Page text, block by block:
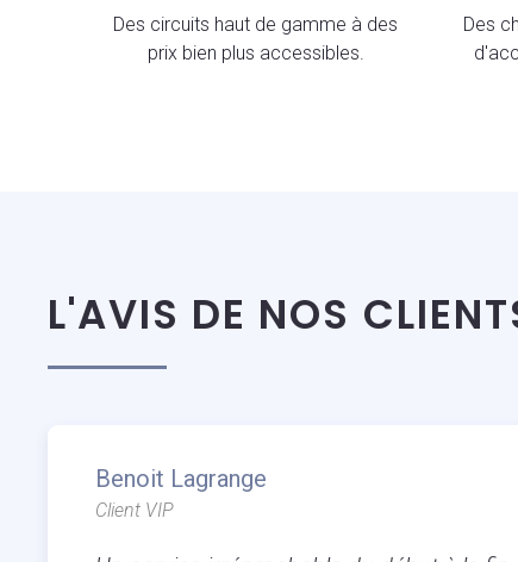
Des circuits haut de gamme à des
prix bien plus accessibles.
Des
L'AVIS DE NOS
Benoit Lagrange
Client VIP